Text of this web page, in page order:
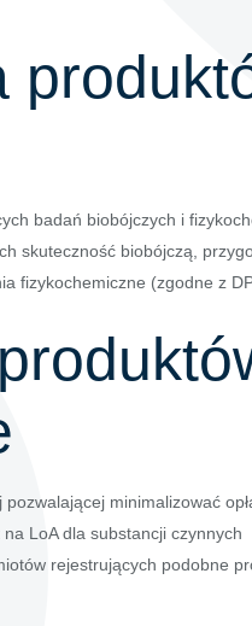
badań biobójczych i
skuteczność biobójczą,
fizykochemiczne (zgodne z
minimalizować
LoA dla substancji czynnych
rejestrujących podobne